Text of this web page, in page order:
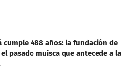
cumple 488 años: la fundación de
el pasado muisca que antecede a la